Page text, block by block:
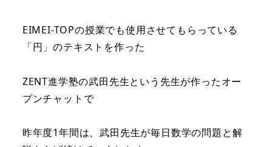
EIMEI-TOPの授業でも使用させてもらっている
「円」のテキストを作った
ZENT進学塾の武田先生という先生が作ったオー
プンチャットで
昨年度1年間は、武田先生が毎日数学の問題と解